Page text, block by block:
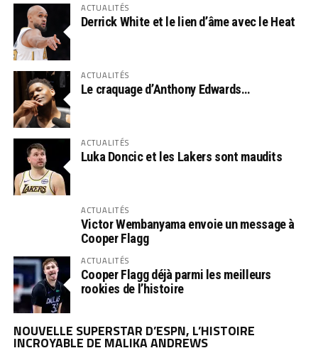
ACTUALITÉS
Derrick White et le lien d’âme avec le Heat
ACTUALITÉS
Le craquage d’Anthony Edwards…
ACTUALITÉS
Luka Doncic et les Lakers sont maudits
ACTUALITÉS
Victor Wembanyama envoie un message à
Cooper Flagg
ACTUALITÉS
Cooper Flagg déjà parmi les meilleurs
rookies de l’histoire
NOUVELLE SUPERSTAR D’ESPN, L’HISTOIRE
INCROYABLE DE MALIKA ANDREWS